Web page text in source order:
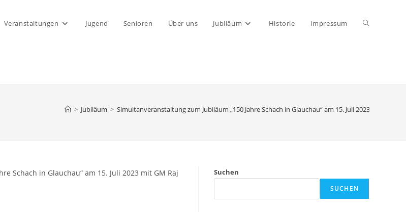
Veranstaltungen Jugend Senioren Über uns Jubiläum Historie Impressum Website-
> Jubiläum > Simultanveranstaltung zum Jubiläum „150 Jahre Schach in Glauchau“ am 15. Juli 2023 mit GM
Suchen
SUCHEN